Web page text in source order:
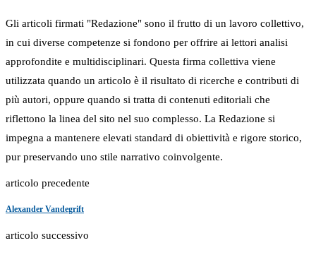
Gli articoli firmati "Redazione" sono il frutto di un lavoro collettivo,
in cui diverse competenze si fondono per offrire ai lettori analisi
approfondite e multidisciplinari. Questa firma collettiva viene
utilizzata quando un articolo è il risultato di ricerche e contributi di
più autori, oppure quando si tratta di contenuti editoriali che
riflettono la linea del sito nel suo complesso. La Redazione si
impegna a mantenere elevati standard di obiettività e rigore storico,
pur preservando uno stile narrativo coinvolgente.
articolo precedente
Alexander Vandegrift
articolo successivo